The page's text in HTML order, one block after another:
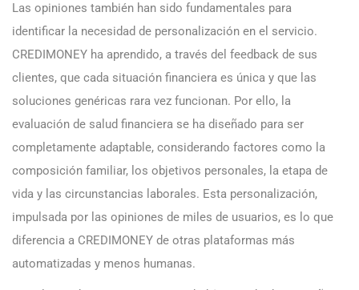
Las opiniones también han sido fundamentales para
identificar la necesidad de personalización en el servicio.
CREDIMONEY ha aprendido, a través del feedback de sus
clientes, que cada situación financiera es única y que las
soluciones genéricas rara vez funcionan. Por ello, la
evaluación de salud financiera se ha diseñado para ser
completamente adaptable, considerando factores como la
composición familiar, los objetivos personales, la etapa de
vida y las circunstancias laborales. Esta personalización,
impulsada por las opiniones de miles de usuarios, es lo que
diferencia a CREDIMONEY de otras plataformas más
automatizadas y menos humanas.